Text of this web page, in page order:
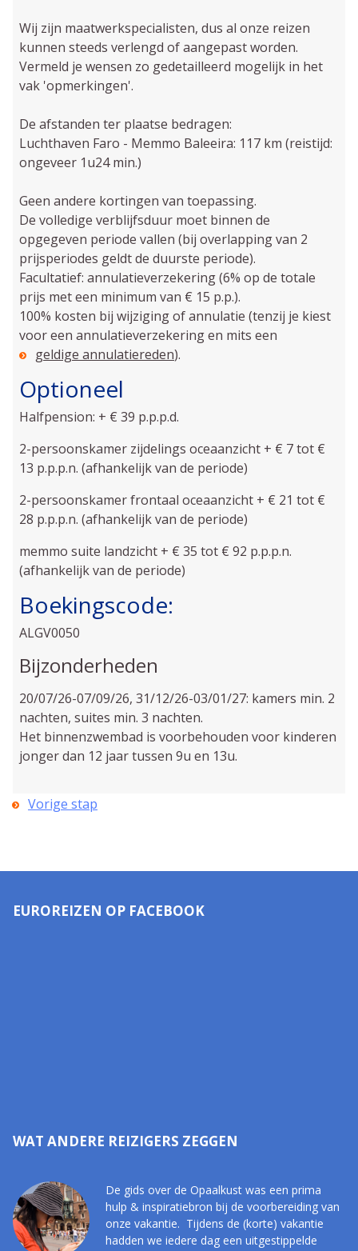
Wij zijn maatwerkspecialisten, dus al onze reizen
kunnen steeds verlengd of aangepast worden.
Vermeld je wensen zo gedetailleerd mogelijk in het
vak 'opmerkingen'.
De afstanden ter plaatse bedragen:
Luchthaven Faro - Memmo Baleeira: 117 km (reistijd:
ongeveer 1u24 min.)
Geen andere kortingen van toepassing.
De volledige verblijfsduur moet binnen de
opgegeven periode vallen (bij overlapping van 2
prijsperiodes geldt de duurste periode).
Facultatief: annulatieverzekering (6% op de totale
prijs met een minimum van € 15 p.p.).
100% kosten bij wijziging of annulatie (tenzij je kiest
voor een annulatieverzekering en mits een
geldige annulatiereden).
Optioneel
Halfpension: + € 39 p.p.p.d.
2-persoonskamer zijdelings oceaanzicht + € 7 tot €
13 p.p.p.n. (afhankelijk van de periode)
2-persoonskamer frontaal oceaanzicht + € 21 tot €
28 p.p.p.n. (afhankelijk van de periode)
memmo suite landzicht + € 35 tot € 92 p.p.p.n.
(afhankelijk van de periode)
Boekingscode:
ALGV0050
Bijzonderheden
20/07/26-07/09/26, 31/12/26-03/01/27: kamers min. 2
nachten, suites min. 3 nachten.
Het binnenzwembad is voorbehouden voor kinderen
jonger dan 12 jaar tussen 9u en 13u.
Vorige stap